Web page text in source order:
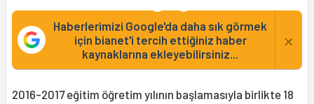
Haberlerimizi Google'da daha sık görmek
için bianet'i tercih ettiğiniz haber
kaynaklarına ekleyebilirsiniz...
×
2016-2017 eğitim öğretim yılının başlamasıyla birlikte 18